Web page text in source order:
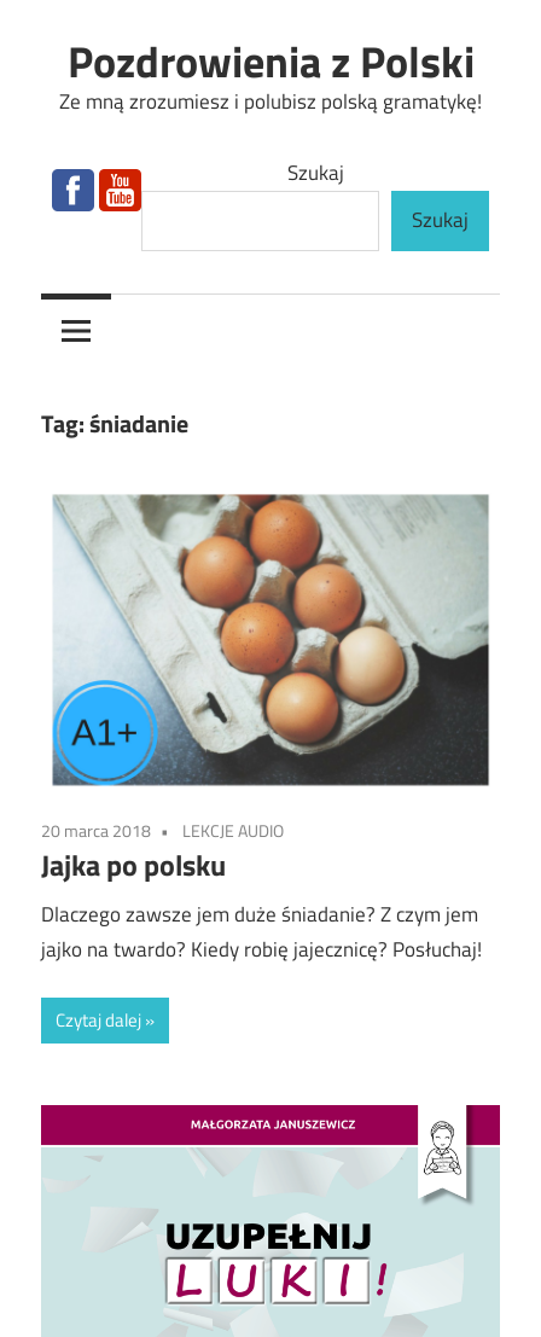
content
Pozdrowienia z Polski
Ze mną zrozumiesz i polubisz polską gramatykę!
Szukaj
Szukaj
Tag:śniadanie
20 marca 2018 LEKCJE AUDIO
Jajka po polsku
Dlaczego zawsze jem duże śniadanie? Z czym jem
jajko na twardo? Kiedy robię jajecznicę? Posłuchaj!
Czytaj dalej